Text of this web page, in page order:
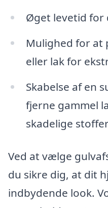
Øget levetid
Mulighed for at
eller lak for
Skabelse af en
fjerne gammel
skadelige
Ved at vælge
du sikre dig, at dit
indbydende look.